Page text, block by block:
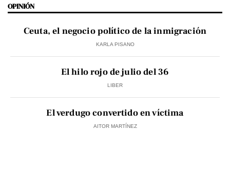
OPINIÓN
Ceuta, el negocio político de la inmigración
KARLA PISANO
El hilo rojo de julio del 36
LIBER
El verdugo convertido en víctima
AITOR MARTÍNEZ